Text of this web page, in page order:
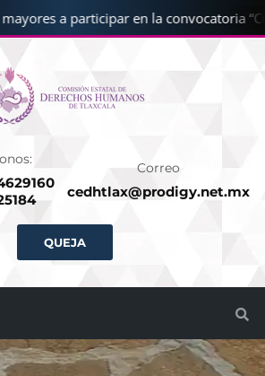
a participar en la convocatoria
Correo
cedhtlax@prodigy.net.mx
QUEJA